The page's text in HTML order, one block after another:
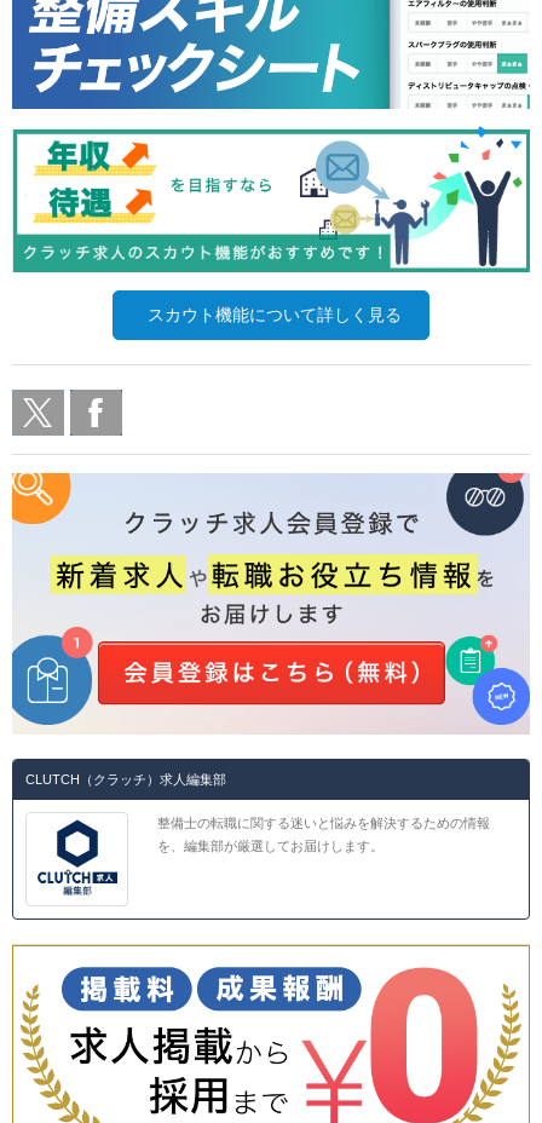
スカウト機能について詳しく見る
CLUTCH（クラッチ）求人編集部
整備士の転職に関する迷いと悩みを解決するための情報
を、編集部が厳選してお届けします。